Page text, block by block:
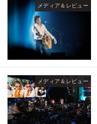
メディア＆レビュー
メディア＆レビュー